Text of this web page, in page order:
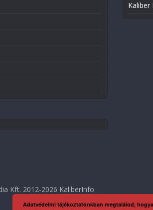
Kaliber
Kft. 2012-2026 KaliberInfo.
Adatvédelmi tájékoztatónkban megtalálod,